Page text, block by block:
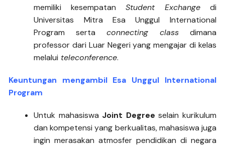
memiliki kesempatan Student Exchangedi
Universitas Mitra Esa Unggul International
Program serta connecting classdimana
professor dari Luar Negeri yang mengajar di kelas
melalui teleconference.
Keuntungan mengambil Esa Unggul International
Program
Untuk mahasiswa Joint Degree selain kurikulum
dan kompetensi yang berkualitas, mahasiswa juga
ingin merasakan atmosfer pendidikan di negara